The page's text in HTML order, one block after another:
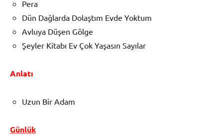
Pera
Dün Dağlarda Dolaştım Evde Yoktum
Avluya Düşen Gölge
Şeyler Kitabı Ev Çok Yaşasın Sayılar
Anlatı
Uzun Bir Adam
Günlük